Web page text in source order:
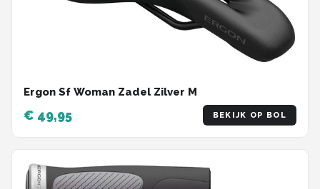
Ergon Sf Woman Zadel Zilver M
€ 49,95 BEKIJK OP BOL